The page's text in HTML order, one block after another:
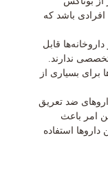
باشد که
قابل
ندارند.
بسیاری از
ضد تعریق
امر باعث
داروها استفاده